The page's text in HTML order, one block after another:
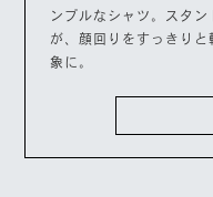
ンプルなシャツ。スタン
が、顔回りをすっきりと
象に。